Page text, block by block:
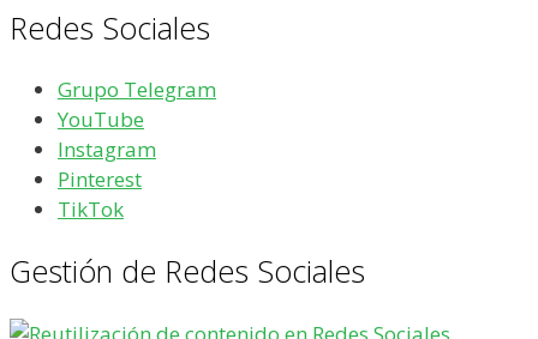
Redes Sociales
Grupo Telegram
YouTube
Instagram
Pinterest
TikTok
Gestión de Redes Sociales